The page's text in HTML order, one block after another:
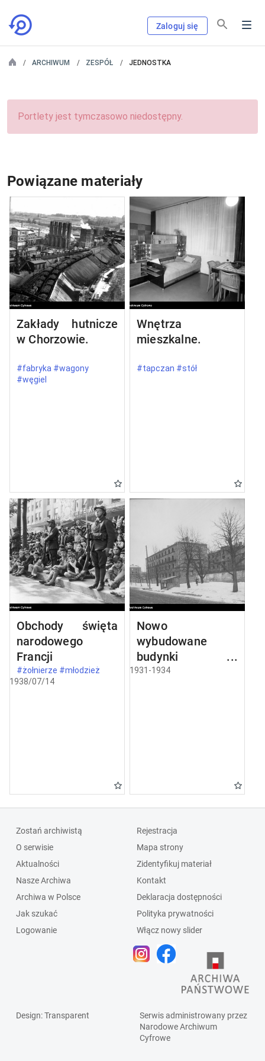
Zaloguj się
ARCHIWUM ZESPÓŁ JEDNOSTKA
Portlety jest tymczasowo niedostępny.
Powiązane materiały
Zakłady hutnicze
w Chorzowie.
#fabryka #wagony
#węgiel
Wnętrza
mieszkalne.
#tapczan #stół
Obchody święta
narodowego
Francji
#żołnierze #młodzież
1938/07/14
Nowo
wybudowane
budynki w
Częstochowie
1931-1934
Zostań archiwistą
O serwisie
Aktualności
Nasze Archiwa
Archiwa w Polsce
Jak szukać
Logowanie
Rejestracja
Mapa strony
Zidentyfikuj materiał
Kontakt
Deklaracja dostępności
Polityka prywatności
Włącz nowy slider
Design: Transparent
Serwis administrowany przez
Narodowe Archiwum
Cyfrowe